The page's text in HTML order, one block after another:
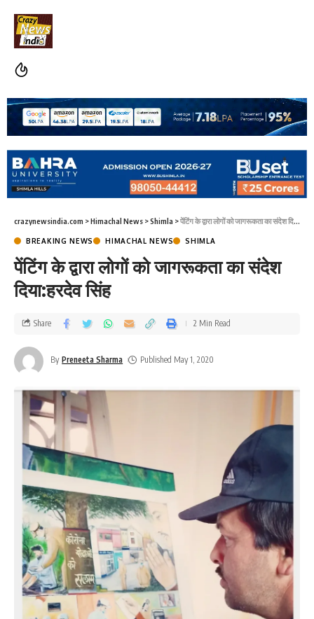
crazynewsindia.com >Himachal News >Shimla >पेंटिंग के द्वारा लोगों को जागरूकता का संदेश दिया:हरदेव सिंह
BREAKING NEWS HIMACHAL NEWS SHIMLA
पेंटिंग के द्वारा लोगों को जागरूकता का संदेश
दिया:हरदेव सिंह
By Preneeta Sharma Published May 1, 2020
Share 2 Min Read